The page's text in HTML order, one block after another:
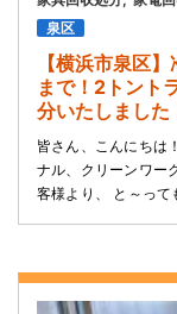
泉区
【横浜市泉区
まで！2トント
分いたしました
皆さん、こんにちは
ナル、クリーンワー
客様より、 と～って